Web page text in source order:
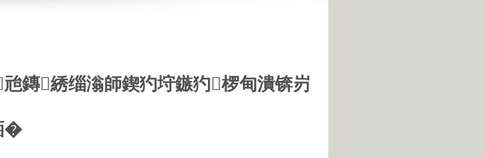
鏄綉缁滃師鍥犳垨鏃犳椤甸潰锛岃
�